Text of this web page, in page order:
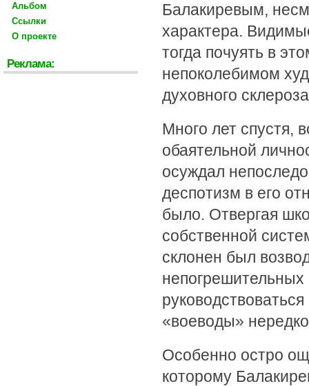
Балакиревым,
характера.
тогда почуять в
непоколебимом
духовного
Много лет спустя,
обаятельной
осуждал
деспотизм в его
было. Отвергая
собственной
склонен был
«воеводы»
Особенно остро
которому
Альбом
Ссылки
О проекте
Реклама: